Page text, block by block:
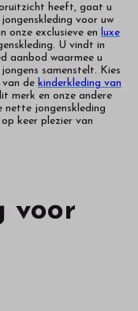
heeft, gaat u
voor uw
onze exclusieve en luxe
U vindt in
aanbod waarmee u
samenstelt. Kies
de kinderkleding van
merk en onze andere
nette jongenskleding
keer plezier van
voor